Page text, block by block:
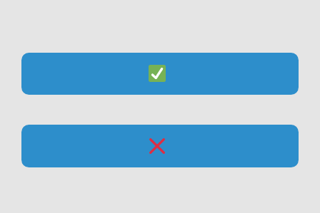
Polio-Impfung bei
Jugendlichen